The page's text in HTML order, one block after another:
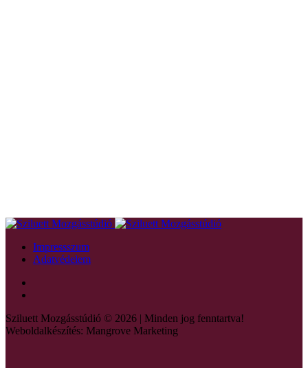
Impressszum
Adatvédelem
Sziluett Mozgásstúdió © 2026 | Minden jog fenntartva!
Weboldalkészítés: Mangrove Marketing